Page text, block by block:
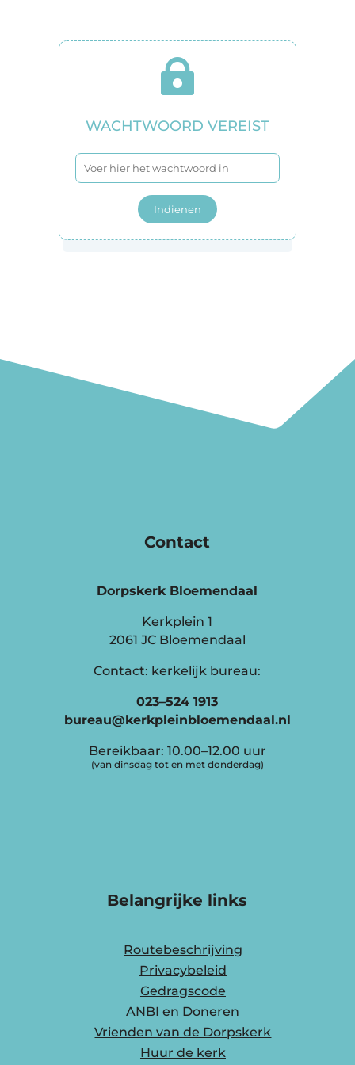

WACHTWOORD VEREIST
Indienen
Contact
Dorpskerk Bloemendaal
Kerkplein 1
2061 JC Bloemendaal
Contact: kerkelijk bureau:
023–524 1913
bureau@kerkpleinbloemendaal.nl
Bereikbaar: 10.00–12.00 uur
(van dinsdag tot en met donderdag)
Belangrijke links
Routebeschrijving
Privacybeleid
Gedragscode
ANBI en Doneren
Vrienden van de Dorpskerk
Huur de kerk